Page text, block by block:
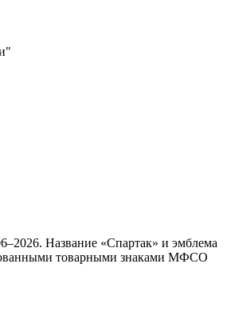
Название «Спартак» и эмблема
товарными знаками МФСО